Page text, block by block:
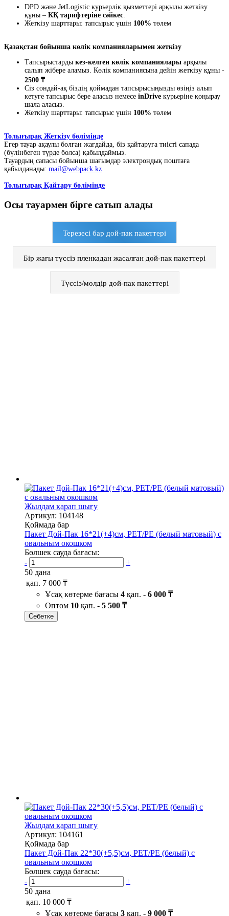
DPD және JetLogistic курьерлік қызметтері арқылы жеткізу
құны – КҚ тарифтеріне сәйкес
Жеткізу шарттары: тапсырыс үшін 100% төлем
Қазақстан бойынша көлік компанияларымен жеткізу
Тапсырыстарды кез-келген көлік компаниялары арқылы
салып жібере аламыз. Көлік компаниясына дейін жеткізу құны -
2500 ₸
Сіз сондай-ақ біздің қоймадан тапсырысыңызды өзіңіз алып
кетуге тапсырыс бере аласыз немесе inDrive курьеріне қоңырау
шала аласыз.
Жеткізу шарттары: тапсырыс үшін 100% төлем
Толығырақ Жеткізу бөлімінде
Егер тауар ақаулы болған жағдайда, біз қайтаруға тиісті сапада
(бүлінбеген түрде болса) қабылдаймыз.
Тауардың сапасы бойынша шағымдар электрондық поштаға
қабылданады: mail@webpack.kz
Толығырақ Қайтару бөлімінде
Осы тауармен бірге сатып алады
Терезесі бар дой-пак пакеттері
Бір жағы түссіз пленкадан жасалған дой-пак пакеттері
Түссіз/мөлдір дой-пак пакеттері
Жылдам қарап шығу
Артикул: 104148
Қоймада бар
Пакет Дой-Пак 16*21(+4)см, PET/PE (белый матовый) с
овальным окошком
Бөлшек сауда бағасы:
-
+
50 дана
қап. 7 000 ₸
Ұсақ көтерме бағасы 4 қап. - 6 000 ₸
Оптом 10 қап. - 5 500 ₸
Себетке
Жылдам қарап шығу
Артикул: 104161
Қоймада бар
Пакет Дой-Пак 22*30(+5,5)см, PET/PE (белый) с
овальным окошком
Бөлшек сауда бағасы:
-
+
50 дана
қап. 10 000 ₸
Ұсақ көтерме бағасы 3 қап. - 9 000 ₸